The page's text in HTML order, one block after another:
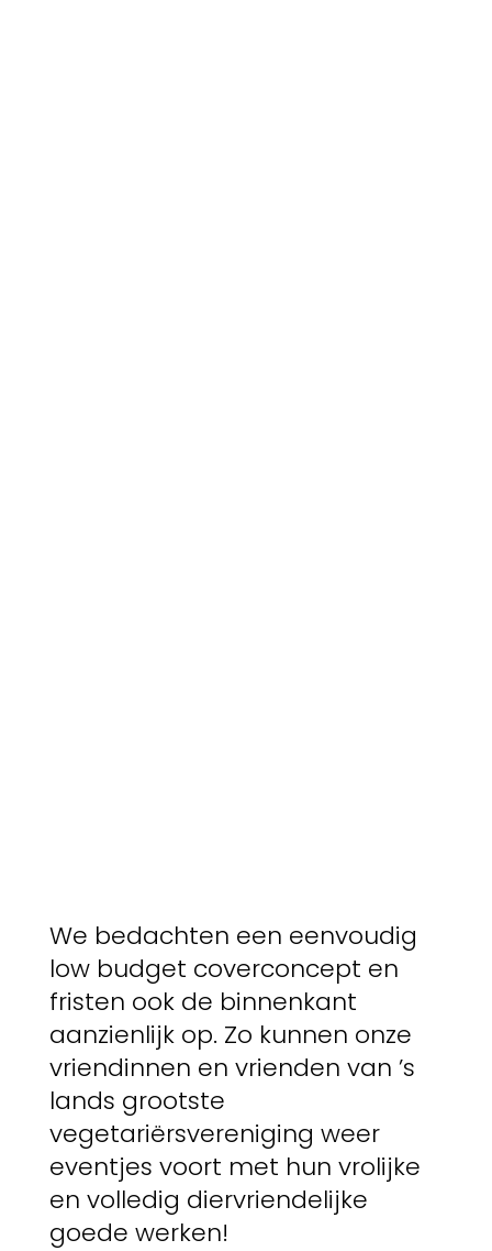
We bedachten een eenvoudig
low budget coverconcept en
fristen ook de binnenkant
aanzienlijk op. Zo kunnen onze
vriendinnen en vrienden van ’s
lands grootste
vegetariërsvereniging weer
eventjes voort met hun vrolijke
en volledig diervriendelijke
goede werken!